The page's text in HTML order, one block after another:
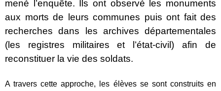
mené l’enquête. Ils ont observé les monuments
aux morts de leurs communes puis ont fait des
recherches dans les archives départementales
(les registres militaires et l’état-civil) afin de
reconstituer la vie des soldats.
A travers cette approche, les élèves se sont construits en